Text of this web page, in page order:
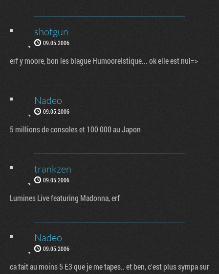
shotgun
09.05.2006
erf y moore, bon les blague HumooreIstique... ok elle est nul=>
Nadeo
09.05.2006
5 millions de consoles et 100 000 au Japon
trankzen
09.05.2006
Lumines Live featuring Madonna, erf
Nadeo
09.05.2006
ca fait au moins 5 E3 que je me tapes.. et ben, c'est plus sympa sur